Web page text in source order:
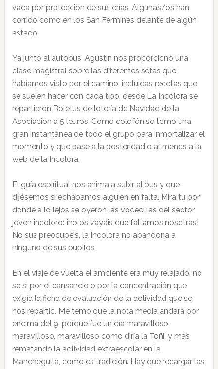
vaca por protección de sus crías. Algunas/os han
corrido como en los San Fermines delante de algún
astado.
Ya junto al autobús, Agustín nos proporcionó una
clase magistral sobre las diferentes setas que
habíamos visto por el camino, incluidas recetas que
se suelen hacer con cada tipo, desde La Incolora se
repartieron Boletus de lotería de Navidad de la
Asociación a 5 leuros. Como colofón se tomó una
gran instantánea de todo el grupo para inmortalizar el
momento y que pase a la posteridad o al menos a la
web de la Incolora.
El guía espiritual nos anima a subir al bus y que
dijésemos si echábamos alguien en falta. Mira tu por
donde a lo lejos se oyeron las vocecillas del sector
joven incoloro: ¡no os vayáis que faltamos nosotras!
No sus preocupéis, la Incolora no abandona a
ninguno de sus pupilos.
En el viaje de vuelta el ambiente era muy relajado, no
se si por el cansancio o por la concentración que
exigía la ficha de evaluación de la actividad que se
nos repartió. Me temo que la nota media andará por
encima del 9, porque fue un día maravilloso,
maravilloso, maravilloso como diría la Toñi, y más
rematando la actividad extraescolar en la
Mancheguita, como es tradición. Hay que recargar las